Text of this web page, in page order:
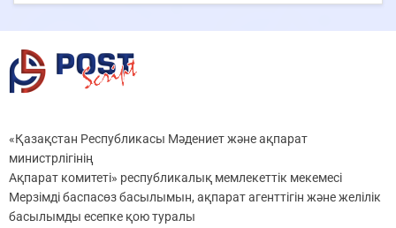
«Қазақстан Республикасы Мәдениет және ақпарат
министрлігінің
Ақпарат комитеті» республикалық мемлекеттік мекемесі
Мерзімді баспасөз басылымын, ақпарат агенттігін және желілік
басылымды есепке қою туралы